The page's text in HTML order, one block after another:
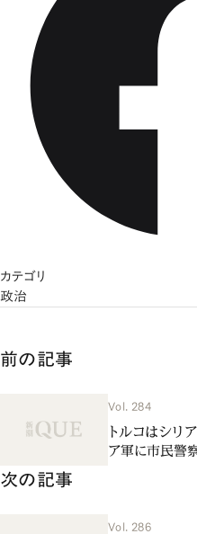
カテゴリ
政治
前の記事
Vol. 284
トルコはシリ
ア軍に市民警
次の記事
Vol. 286